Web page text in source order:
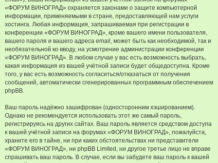
«ФОРУМ ВИНОГРАД» охраняется законами о защите компьютерной
информации, применяемыми в стране, предоставляющей нам услуги
хостинга. Любая информация, запрашиваемая при регистрации в
конференции «ФОРУМ ВИНОГРАД», кроме вашего имени пользователя,
вашего пароля и вашего адреса email, может быть как необходимой, так и
необязательной ко вводу, на усмотрение администрации конференции
«ФОРУМ ВИНОГРАД». В любом случае у вас есть возможность выбрать,
какая информация из вашей учётной записи будет общедоступна. Кроме
того, у вас есть возможность согласиться/отказаться от получения
сообщений, автоматически сгенерированных программным обеспечением
phpBB.
Ваш пароль надёжно зашифрован (односторонним хэшированием).
Однако не рекомендуется использовать этот же самый пароль,
регистрируясь на других сайтах. Ваш пароль является средством доступа
к вашей учётной записи на форумах «ФОРУМ ВИНОГРАД», пожалуйста,
храните его в тайне, ни при каких обстоятельствах ни представители
«ФОРУМ ВИНОГРАД», ни phpBB Limited, ни другое третье лицо не вправе
спрашивать ваш пароль. В случае, если вы забудете ваш пароль к вашей